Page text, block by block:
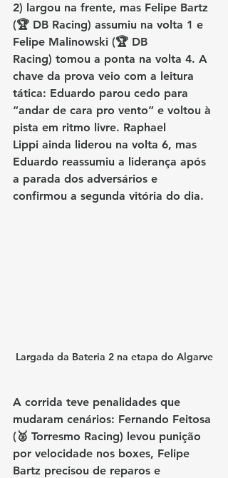
2) largou na frente, mas Felipe Bartz
(🏆 DB Racing) assumiu na volta 1 e
Felipe Malinowski (🏆 DB
Racing) tomou a ponta na volta 4. A
chave da prova veio com a leitura
tática: Eduardo parou cedo para
“andar de cara pro vento” e voltou à
pista em ritmo livre. Raphael
Lippi ainda liderou na volta 6, mas
Eduardo reassumiu a liderança após
a parada dos adversários e
confirmou a segunda vitória do dia.
Largada da Bateria 2 na etapa do Algarve
A corrida teve penalidades que
mudaram cenários: Fernando Feitosa
(🥈 Torresmo Racing) levou punição
por velocidade nos boxes, Felipe
Bartz precisou de reparos e